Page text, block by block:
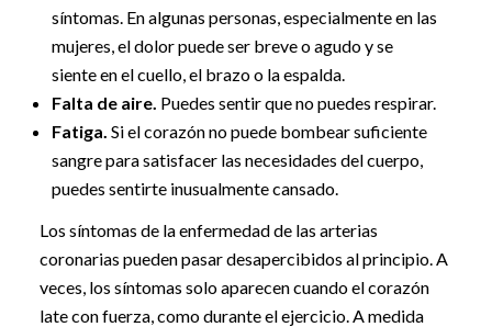
síntomas. En algunas personas, especialmente en las
mujeres, el dolor puede ser breve o agudo y se
siente en el cuello, el brazo o la espalda.
Falta de aire. Puedes sentir que no puedes respirar.
Fatiga. Si el corazón no puede bombear suficiente
sangre para satisfacer las necesidades del cuerpo,
puedes sentirte inusualmente cansado.
Los síntomas de la enfermedad de las arterias
coronarias pueden pasar desapercibidos al principio. A
veces, los síntomas solo aparecen cuando el corazón
late con fuerza, como durante el ejercicio. A medida